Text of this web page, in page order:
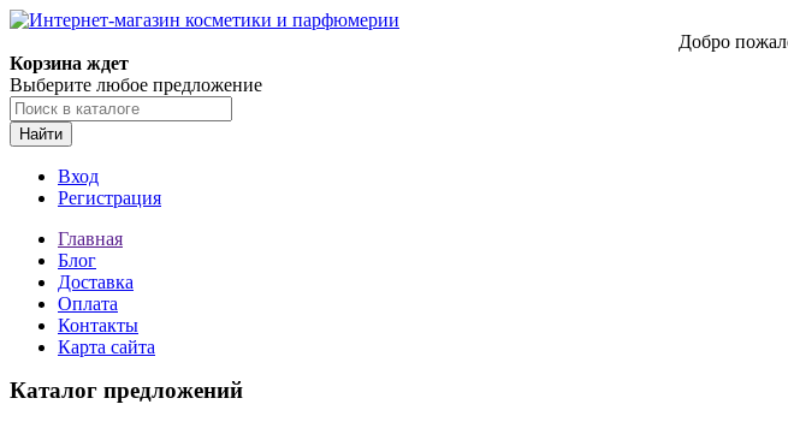
Добро
Корзина ждет
Выберите любое предложение
Найти
Вход
Регистрация
Главная
Блог
Доставка
Оплата
Контакты
Карта сайта
Каталог предложений